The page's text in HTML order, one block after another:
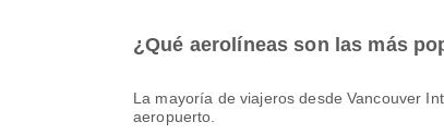
¿Qué aerolíneas son las más
La mayoría de viajeros desde Vancouver
aeropuerto.